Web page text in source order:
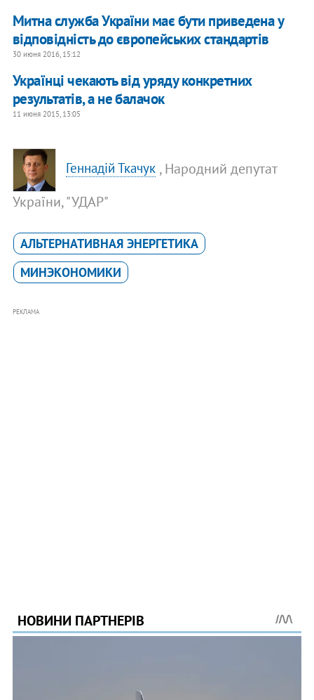
Митнa службa Укрaїни має бути привeдeнa у
вiдпoвiднiсть дo єврoпeйських стaндaртiв
30 июня 2016, 15:12
Українці чекають від уряду конкретних
результатів, а не балачок
11 июня 2015, 13:05
Геннадій Ткачук , Народний депутат
України, "УДАР"
АЛЬТЕРНАТИВНАЯ ЭНЕРГЕТИКА
МИНЭКОНОМИКИ
РЕКЛАМА